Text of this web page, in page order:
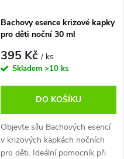
Bachovy esence krizové kapky
pro děti noční 30 ml
395 Kč/ ks
Skladem >10 ks
DO KOŠÍKU
Objevte sílu Bachových esencí
v krizových kapkách nočních
pro děti. Ideální pomocník při